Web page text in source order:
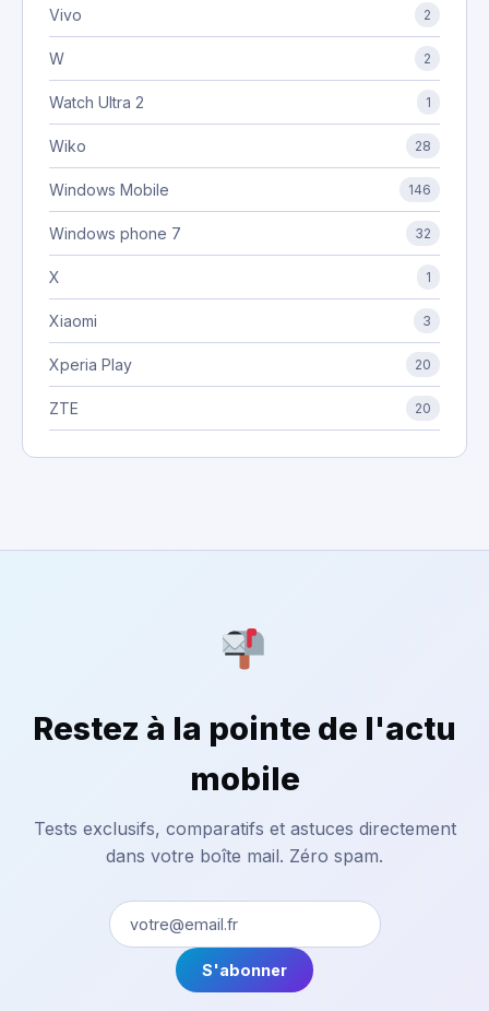
Vivo 2
W 2
Watch Ultra 2 1
Wiko 28
Windows Mobile 146
Windows phone 7 32
X 1
Xiaomi 3
Xperia Play 20
ZTE 20
Restez à la pointe de l'actu
mobile
Tests exclusifs, comparatifs et astuces directement
dans votre boîte mail. Zéro spam.
S'abonner